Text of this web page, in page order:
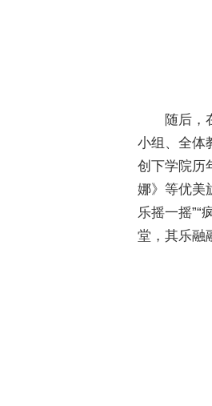
随后，
小组、全体
创下学院历
娜》等优美
乐摇一摇”“
堂，其乐融